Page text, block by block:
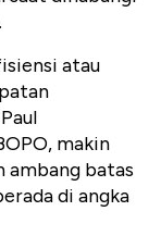
atau
makin
ambang batas
di angka